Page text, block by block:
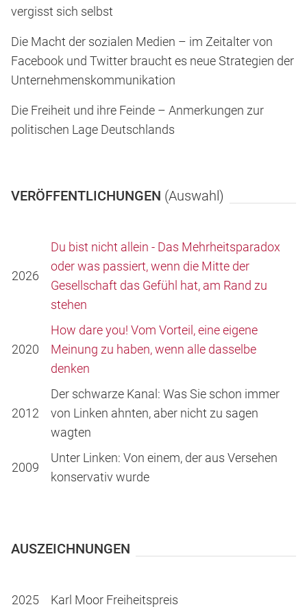
vergisst sich selbst
Die Macht der sozialen Medien – im Zeitalter von
Facebook und Twitter braucht es neue Strategien der
Unternehmenskommunikation
Die Freiheit und ihre Feinde – Anmerkungen zur
politischen Lage Deutschlands
VERÖFFENTLICHUNGEN (Auswahl)
2026
Du bist nicht allein - Das Mehrheitsparadox
oder was passiert, wenn die Mitte der
Gesellschaft das Gefühl hat, am Rand zu
stehen
2020
How dare you! Vom Vorteil, eine eigene
Meinung zu haben, wenn alle dasselbe
denken
2012
Der schwarze Kanal: Was Sie schon immer
von Linken ahnten, aber nicht zu sagen
wagten
2009
Unter Linken: Von einem, der aus Versehen
konservativ wurde
AUSZEICHNUNGEN
2025 Karl Moor Freiheitspreis